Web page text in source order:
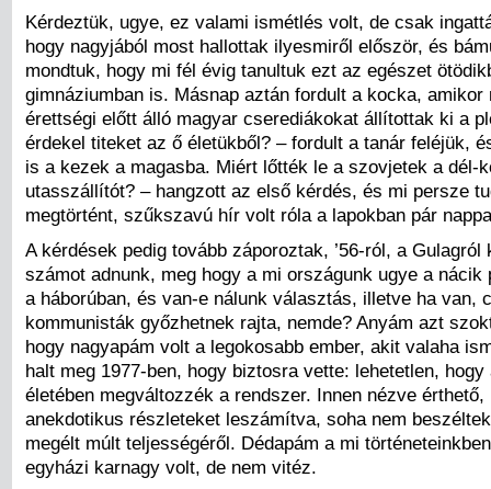
Kérdeztük, ugye, ez valami ismétlés volt, de csak
hogy nagyjából most hallottak ilyesmiről először, és
mondtuk, hogy mi fél évig tanultuk ezt az egészet
gimnáziumban is. Másnap aztán fordult a kocka, amikor
érettségi előtt álló magyar cserediákokat állítottak ki a
érdekel titeket az ő életükből? – fordult a tanár feléjük,
is a kezek a magasba. Miért lőtték le a szovjetek a dél-
utasszállítót? – hangzott az első kérdés, és mi persze
megtörtént, szűkszavú hír volt róla a lapokban pár
A kérdések pedig tovább záporoztak, ’56-ról, a Gulagról
számot adnunk, meg hogy a mi országunk ugye a nácik
a háborúban, és van-e nálunk választás, illetve ha van,
kommunisták győzhetnek rajta, nemde? Anyám azt
hogy nagyapám volt a legokosabb ember, akit valaha
halt meg 1977-ben, hogy biztosra vette: lehetetlen,
életében megváltozzék a rendszer. Innen nézve
anekdotikus részleteket leszámítva, soha nem
megélt múlt teljességéről. Dédapám a mi
egyházi karnagy volt, de nem vitéz.